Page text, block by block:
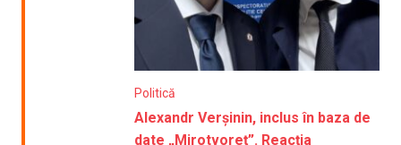
Politică
Alexandr Verșinin, inclus în baza de
date „Mirotvoreț”. Reacția